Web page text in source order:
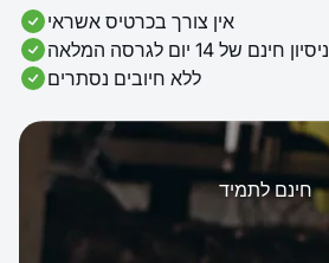
אין צורך בכרטיס אשראי
ניסיון חינם של 14 יום לגרסה המלאה
ללא חיובים נסתרים
חינם לתמיד